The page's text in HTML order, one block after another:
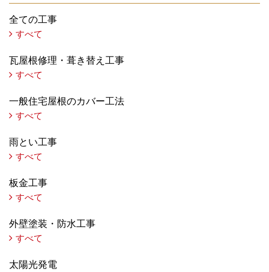
全ての工事
すべて
瓦屋根修理・葺き替え工事
すべて
一般住宅屋根のカバー工法
すべて
雨とい工事
すべて
板金工事
すべて
外壁塗装・防水工事
すべて
太陽光発電